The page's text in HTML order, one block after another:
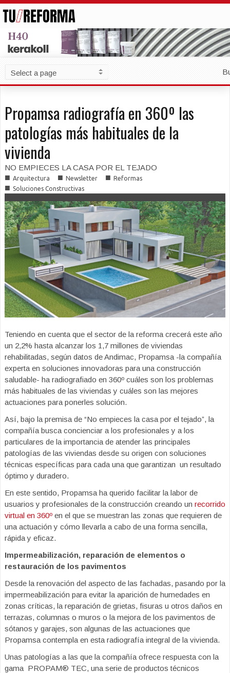
Propamsa radiografía en 360º las
patologías más habituales de la
vivienda
NO EMPIECES LA CASA POR EL TEJADO
■ Arquitectura ■ Newsletter ■ Reformas
■ Soluciones Constructivas
Teniendo en cuenta que el sector de la reforma crecerá este año
un 2,2% hasta alcanzar los 1,7 millones de viviendas
rehabilitadas, según datos de Andimac, Propamsa -la compañía
experta en soluciones innovadoras para una construcción
saludable- ha radiografiado en 360º cuáles son los problemas
más habituales de las viviendas y cuáles son las mejores
actuaciones para ponerles solución.
Así, bajo la premisa de “No empieces la casa por el tejado”, la
compañía busca concienciar a los profesionales y a los
particulares de la importancia de atender las principales
patologías de las viviendas desde su origen con soluciones
técnicas específicas para cada una que garantizan un resultado
óptimo y duradero.
En este sentido, Propamsa ha querido facilitar la labor de
usuarios y profesionales de la construcción creando un recorrido
virtual en 360º en el que se muestran las zonas que requieren de
una actuación y cómo llevarla a cabo de una forma sencilla,
rápida y eficaz.
Impermeabilización, reparación de elementos o
restauración de los pavimentos
Desde la renovación del aspecto de las fachadas, pasando por la
impermeabilización para evitar la aparición de humedades en
zonas críticas, la reparación de grietas, fisuras u otros daños en
terrazas, columnas o muros o la mejora de los pavimentos de
sótanos y garajes, son algunas de las actuaciones que
Propamsa contempla en esta radiografía integral de la vivienda.
Unas patologías a las que la compañía ofrece respuesta con la
gama PROPAM® TEC, una serie de productos técnicos